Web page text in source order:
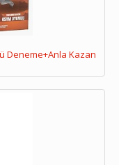
Deneme+Anla Kazan